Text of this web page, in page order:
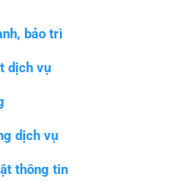
bảo trì
dịch vụ
dịch vụ
thông tin